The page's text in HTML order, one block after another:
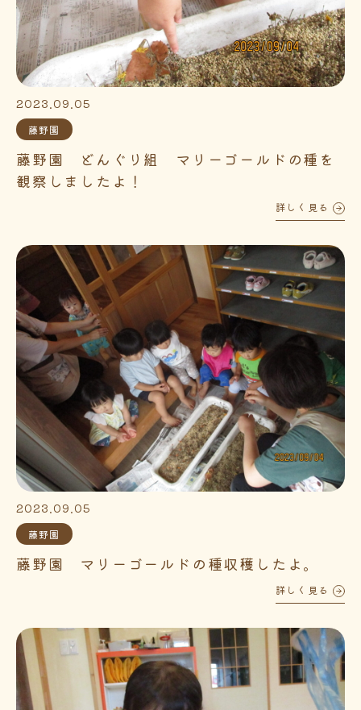
2023.09.05
藤野園
藤野園 どんぐり組 マリーゴールドの種を
観察しましたよ！
詳しく見る
2023.09.05
藤野園
藤野園 マリーゴールドの種収穫したよ。
詳しく見る